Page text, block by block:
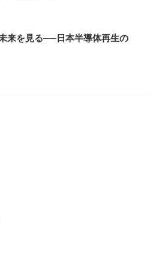
来を見る──日本半導体再生の